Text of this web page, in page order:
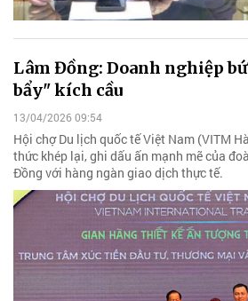
Lâm Đồng: Doanh nghiệp
bẩy" kích cầu
13/04/2026 09:54
Hội chợ Du lịch quốc tế Việt Nam (VITM
thức khép lại, ghi dấu ấn mạnh mẽ của
Đồng với hàng ngàn giao dịch thực tế.